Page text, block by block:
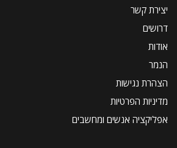
יצירת קשר
דרושים
אודות
הנמר
הצהרת נגישות
מדיניות הפרטיות
אפליקציה אנשים ומחשבים